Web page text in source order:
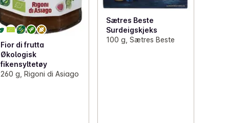
Fior di frutta
Økologisk
fikensyltetøy
260 g, Rigoni di Asiago
Sætres Beste
Surdeigskjeks
100 g, Sætres Beste